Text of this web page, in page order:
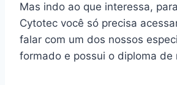
Mas indo ao que interessa,
Cytotec você só precisa
falar com um dos nossos
formado e possui o diploma de